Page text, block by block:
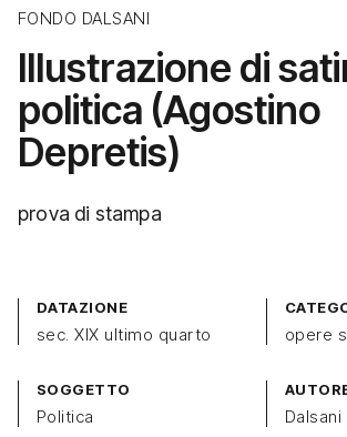
FONDO DALSANI
Illustrazione di
politica (Agostino
Depretis)
prova di stampa
DATAZIONE
sec. XIX ultimo quarto opere
SOGGETTO
Politica